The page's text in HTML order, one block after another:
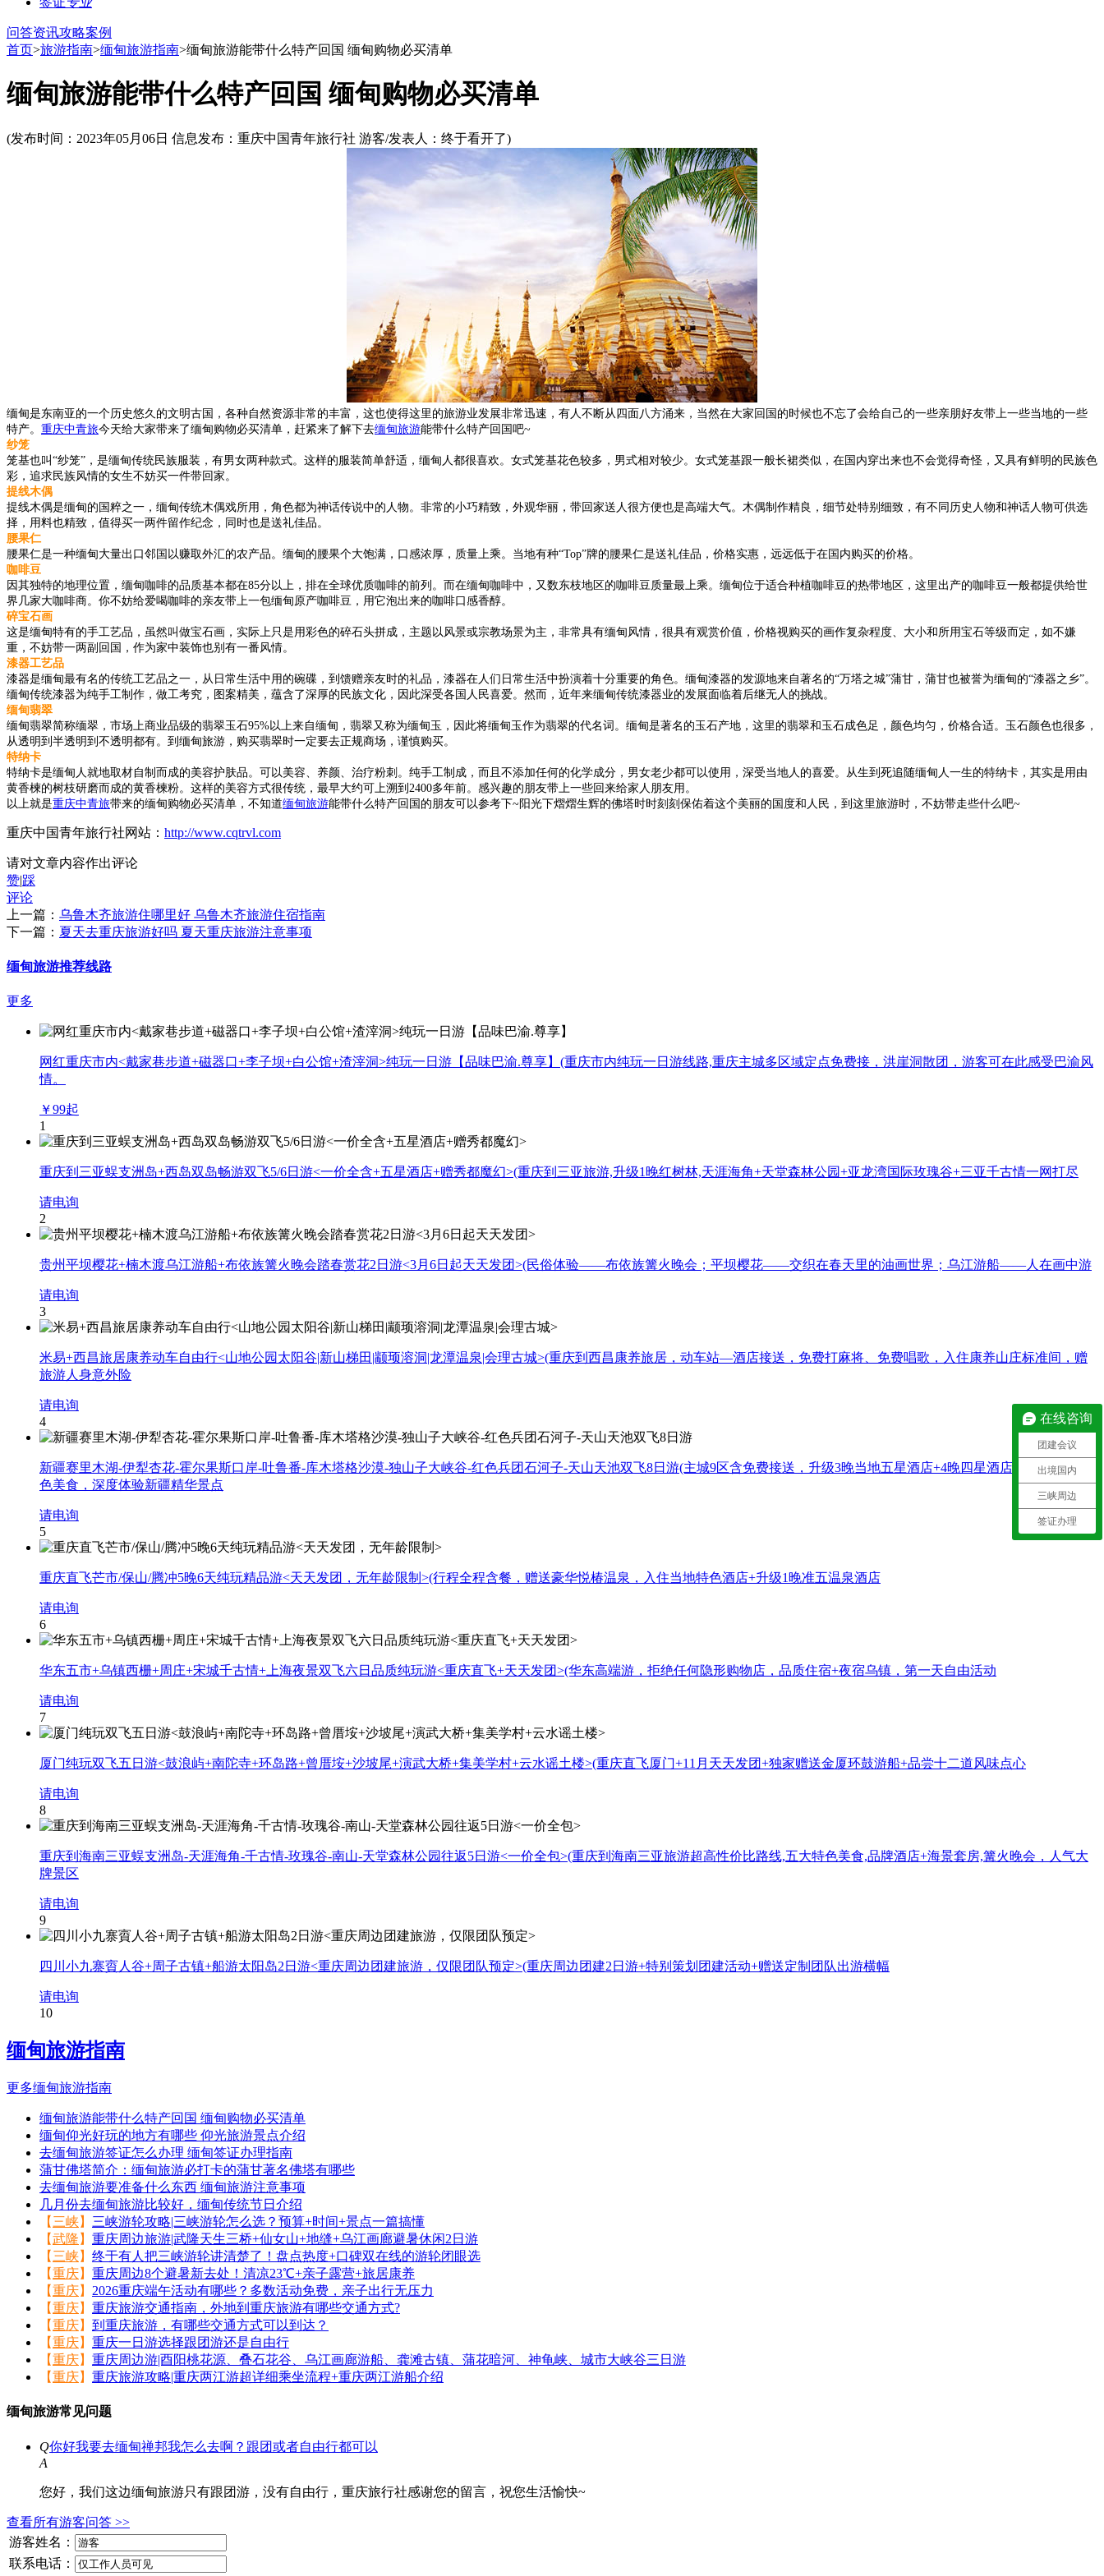
问答资讯攻略案例
首页>旅游指南>缅甸旅游指南>缅甸旅游能带什么特产回国 缅甸购物必买清单
缅甸旅游能带什么特产回国 缅甸购物必买清单
(发布时间：2023年05月06日 信息发布：重庆中国青年旅行社 游客/发表人：终于看开了)
缅甸是东南亚的一个历史悠久的文明古国，各种自然资源非常的丰富，这也使得这里的旅游业发展非常迅速，有人不断从四面八方涌来，当然在大家回国的时候也不忘了会给自己的一些亲朋好友带上一些当地的一些
特产。 重庆中青旅今天给大家带来了缅甸购物必买清单，赶紧来了解下去缅甸旅游能带什么特产回国吧~
纱笼
笼基也叫“纱笼”，是缅甸传统民族服装，有男女两种款式。这样的服装简单舒适，缅甸人都很喜欢。女式笼基花色较多，男式相对较少。女式笼基跟一般长裙类似，在国内穿出来也不会觉得奇怪，又具有鲜明的民族色
彩，追求民族风情的女生不妨买一件带回家。
提线木偶
提线木偶是缅甸的国粹之一，缅甸传统木偶戏所用，角色都为神话传说中的人物。非常的小巧精致，外观华丽，带回家送人很方便也是高端大气。木偶制作精良，细节处特别细致，有不同历史人物和神话人物可供选
择，用料也精致，值得买一两件留作纪念，同时也是送礼佳品。
腰果仁
腰果仁是一种缅甸大量出口邻国以赚取外汇的农产品。缅甸的腰果个大饱满，口感浓厚，质量上乘。当地有种“Top”牌的腰果仁是送礼佳品，价格实惠，远远低于在国内购买的价格。
咖啡豆
因其独特的地理位置，缅甸咖啡的品质基本都在85分以上，排在全球优质咖啡的前列。而在缅甸咖啡中，又数东枝地区的咖啡豆质量最上乘。缅甸位于适合种植咖啡豆的热带地区，这里出产的咖啡豆一般都提供给世
界几家大咖啡商。你不妨给爱喝咖啡的亲友带上一包缅甸原产咖啡豆，用它泡出来的咖啡口感香醇。
碎宝石画
这是缅甸特有的手工艺品，虽然叫做宝石画，实际上只是用彩色的碎石头拼成，主题以风景或宗教场景为主，非常具有缅甸风情，很具有观赏价值，价格视购买的画作复杂程度、大小和所用宝石等级而定，如不嫌
重，不妨带一两副回国，作为家中装饰也别有一番风情。
漆器工艺品
漆器是缅甸最有名的传统工艺品之一，从日常生活中用的碗碟，到馈赠亲友时的礼品，漆器在人们日常生活中扮演着十分重要的角色。缅甸漆器的发源地来自著名的“万塔之城”蒲甘，蒲甘也被誉为缅甸的“漆器之乡”。
缅甸传统漆器为纯手工制作，做工考究，图案精美，蕴含了深厚的民族文化，因此深受各国人民喜爱。然而，近年来缅甸传统漆器业的发展面临着后继无人的挑战。
缅甸翡翠
缅甸翡翠简称缅翠，市场上商业品级的翡翠玉石95%以上来自缅甸，翡翠又称为缅甸玉，因此将缅甸玉作为翡翠的代名词。缅甸是著名的玉石产地，这里的翡翠和玉石成色足，颜色均匀，价格合适。玉石颜色也很多，
从透明到半透明到不透明都有。到缅甸旅游，购买翡翠时一定要去正规商场，谨慎购买。
特纳卡
特纳卡是缅甸人就地取材自制而成的美容护肤品。可以美容、养颜、治疗粉刺。纯手工制成，而且不添加任何的化学成分，男女老少都可以使用，深受当地人的喜爱。从生到死追随缅甸人一生的特纳卡，其实是用由
黄香楝的树枝研磨而成的黄香楝粉。这样的美容方式很传统，最早大约可上溯到2400多年前。感兴趣的朋友带上一些回来给家人朋友用。
以上就是重庆中青旅带来的缅甸购物必买清单，不知道缅甸旅游能带什么特产回国的朋友可以参考下~阳光下熠熠生辉的佛塔时时刻刻保佑着这个美丽的国度和人民，到这里旅游时，不妨带走些什么吧~
重庆中国青年旅行社网站： http://www.cqtrvl.com
请对文章内容作出评论
赞|踩
评论
上一篇： 乌鲁木齐旅游住哪里好 乌鲁木齐旅游住宿指南
下一篇： 夏天去重庆旅游好吗 夏天重庆旅游注意事项
缅甸旅游推荐线路
更多
网红重庆市内<戴家巷步道+磁器口+李子坝+白公馆+渣滓洞>纯玩一日游【品味巴渝.尊享】 (重庆市内纯玩一日游线路,重庆主城多区域定点免费接，洪崖洞散团，游客可在此感受巴渝风
情。
￥99起
1
重庆到三亚蜈支洲岛+西岛双岛畅游双飞5/6日游<一价全含+五星酒店+赠秀都魔幻>(重庆到三亚旅游,升级1晚红树林,天涯海角+天堂森林公园+亚龙湾国际玫瑰谷+三亚千古情一网打尽
请电询
2
贵州平坝樱花+楠木渡乌江游船+布依族篝火晚会踏春赏花2日游<3月6日起天天发团>(民俗体验——布依族篝火晚会；平坝樱花——交织在春天里的油画世界；乌江游船——人在画中游
请电询
3
米易+西昌旅居康养动车自由行<山地公园太阳谷|新山梯田|颛顼溶洞|龙潭温泉|会理古城>(重庆到西昌康养旅居，动车站—酒店接送，免费打麻将、免费唱歌，入住康养山庄标准间，赠
旅游人身意外险
请电询
4
新疆赛里木湖-伊犁杏花-霍尔果斯口岸-吐鲁番-库木塔格沙漠-独山子大峡谷-红色兵团石河子-天山天池双飞8日游(主城9区含免费接送，升级3晚当地五星酒店+4晚四星酒店，品尝新疆特
色美食，深度体验新疆精华景点
请电询
5
重庆直飞芒市/保山/腾冲5晚6天纯玩精品游<天天发团，无年龄限制>(行程全程含餐，赠送豪华悦椿温泉，入住当地特色酒店+升级1晚准五温泉酒店
请电询
6
华东五市+乌镇西栅+周庄+宋城千古情+上海夜景双飞六日品质纯玩游<重庆直飞+天天发团>(华东高端游，拒绝任何隐形购物店，品质住宿+夜宿乌镇，第一天自由活动
请电询
7
厦门纯玩双飞五日游<鼓浪屿+南陀寺+环岛路+曾厝垵+沙坡尾+演武大桥+集美学村+云水谣土楼>(重庆直飞厦门+11月天天发团+独家赠送金厦环鼓游船+品尝十二道风味点心
请电询
8
重庆到海南三亚蜈支洲岛-天涯海角-千古情-玫瑰谷-南山-天堂森林公园往返5日游<一价全包>(重庆到海南三亚旅游超高性价比路线,五大特色美食,品牌酒店+海景套房,篝火晚会，人气大
牌景区
请电询
9
四川小九寨賨人谷+周子古镇+船游太阳岛2日游<重庆周边团建旅游，仅限团队预定>(重庆周边团建2日游+特别策划团建活动+赠送定制团队出游横幅
请电询
10
缅甸旅游指南
更多缅甸旅游指南
缅甸旅游能带什么特产回国 缅甸购物必买清单
缅甸仰光好玩的地方有哪些 仰光旅游景点介绍
去缅甸旅游签证怎么办理 缅甸签证办理指南
蒲甘佛塔简介：缅甸旅游必打卡的蒲甘著名佛塔有哪些
去缅甸旅游要准备什么东西 缅甸旅游注意事项
几月份去缅甸旅游比较好，缅甸传统节日介绍
【 三峡】 三峡游轮攻略|三峡游轮怎么选？预算+时间+景点一篇搞懂
【武隆 】 重庆周边旅游|武隆天生三桥+仙女山+地缝+乌江画廊避暑休闲2日游
【 三峡】 终于有人把三峡游轮讲清楚了！盘点热度+口碑双在线的游轮闭眼选
【重庆】 重庆周边8个避暑新去处！清凉23℃+亲子露营+旅居康养
【重庆】 2026重庆端午活动有哪些？多数活动免费，亲子出行无压力
【重庆】 重庆旅游交通指南，外地到重庆旅游有哪些交通方式?
【重庆】 到重庆旅游，有哪些交通方式可以到达？
【重庆】 重庆一日游选择跟团游还是自由行
【重庆】 重庆周边游|酉阳桃花源、叠石花谷、乌江画廊游船、龚滩古镇、蒲花暗河、神龟峡、城市大峡谷三日游
【重庆】 重庆旅游攻略|重庆两江游超详细乘坐流程+重庆两江游船介绍
缅甸旅游常见问题
Q你好我要去缅甸禅邦我怎么去啊？跟团或者自由行都可以
A
您好，我们这边缅甸旅游只有跟团游，没有自由行，重庆旅行社感谢您的留言，祝您生活愉快~
查看所有游客问答 >>
游客姓名：
联系电话：
在线咨询
团建会议
出境国内
三峡周边
签证办理